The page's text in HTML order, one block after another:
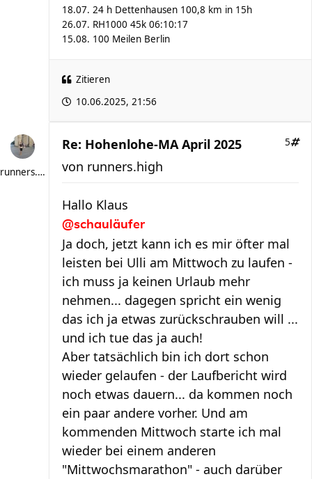
18.07. 24 h Dettenhausen 100,8 km in 15h
26.07. RH1000 45k 06:10:17
15.08. 100 Meilen Berlin
Zitieren
10.06.2025, 21:56
runners.high
Re: Hohenlohe-MA April 2025 5
von runners.high
Hallo Klaus
@schauläufer
Ja doch, jetzt kann ich es mir öfter mal
leisten bei Ulli am Mittwoch zu laufen -
ich muss ja keinen Urlaub mehr
nehmen... dagegen spricht ein wenig
das ich ja etwas zurückschrauben will ...
und ich tue das ja auch!
Aber tatsächlich bin ich dort schon
wieder gelaufen - der Laufbericht wird
noch etwas dauern... da kommen noch
ein paar andere vorher. Und am
kommenden Mittwoch starte ich mal
wieder bei einem anderen
"Mittwochsmarathon" - auch darüber